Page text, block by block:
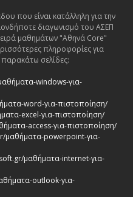
που είναι κατάλληλη για την
διαγωνισμό του ΑΣΕΠ
μαθημάτων "Αθηνά Core"
πληροφορίες για
παρακάτω σελίδες:
windows-για-
word-για-πιστοποίηση/
excel-για-πιστοποίηση/
access-για-πιστοποίηση/
μαθήματα-powerpoint-για-
μαθήματα-internet-για-
outlook-για-